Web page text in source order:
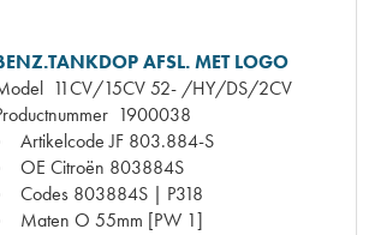
AFSL. MET LOGO
11CV/15CV 52- /HY/DS/2CV
1900038
Artikelcode JF 803.884-S
OE Citroën 803884S
Codes 803884S | P318
Maten O 55mm [PW 1]